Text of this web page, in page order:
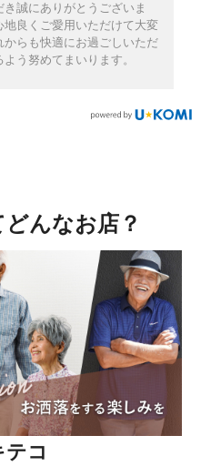
誠にありがとうございま
良くご愛用いただけて大変
からも快適にお過ごしいただ
う努めてまいります。
んなお店？
テコ